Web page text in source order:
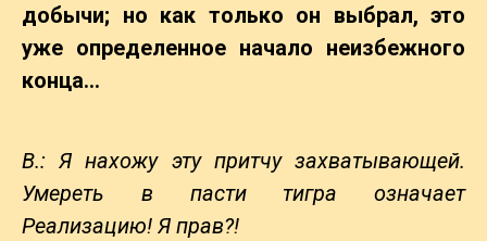
добычи; но как только он выбрал, это
уже определенное начало неизбежного
конца…
В.: Я нахожу эту притчу захватывающей.
Умереть в пасти тигра означает
Реализацию! Я прав?!